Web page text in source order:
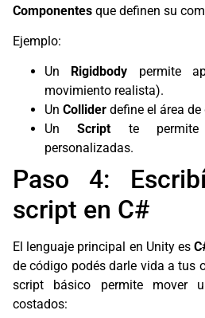
Componentes que definen su
Ejemplo:
Un Rigidbody permite
movimiento realista).
Un Collider define el área
UnScript te permite
personalizadas.
Paso 4:
script en C#
El lenguaje principal en Unity es
de código podés darle vida a tus
script básico permite mover
costados: